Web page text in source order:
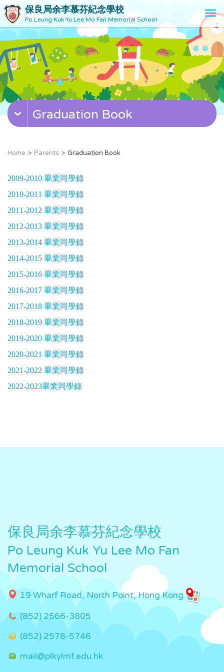
保良局余李慕芬紀念學校
Po Leung Kuk Yu Lee Mo Fan Memorial School
T
o
g
l
e
v
g
Graduation Book
Home Parents Graduation Book
2009-2010 畢業同學錄
2010-2011 畢業同學錄
2011-2012 畢業同學錄
2012-2013 畢業同學錄
2013-2014 畢業同學錄
2014-2015 畢業同學錄
2015-2016 畢業同學錄
2016-2017 畢業同學錄
2017-2018 畢業同學錄
2018-2019 畢業同學錄
2019-2020 畢業同學錄
2020-2021 畢業同學錄
2021-2022 畢業同學錄
2022-2023畢業同學錄
保良局余李慕芬紀念學校
Po Leung Kuk Yu Lee Mo Fan
Memorial School
19 Wharf Road, North Point, Hong Kong
(852) 2566-3805
(852) 2578-5746
mail@plkylmf.edu.hk